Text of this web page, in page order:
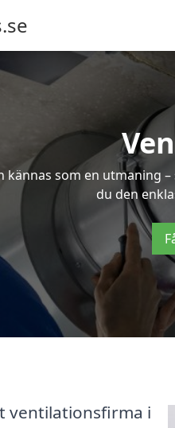
som en utmaning
du den
ventilationsfirma i